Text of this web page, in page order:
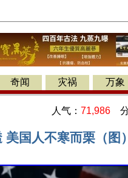
奇闻 灾祸 万象
人气： 71,986 分
国人不寒而栗（图）